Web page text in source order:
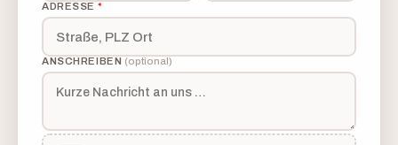
ADRESSE *
ANSCHREIBEN (optional)